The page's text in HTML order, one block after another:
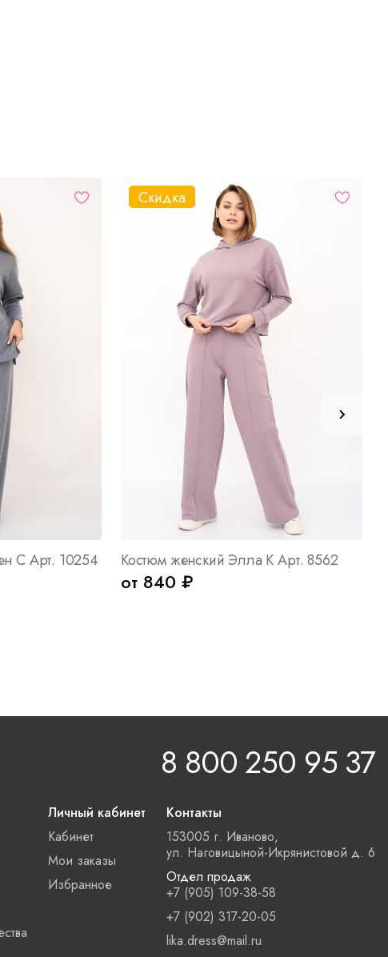
С Арт. 10254
Скидка
Костюм женский Элла К Арт. 8562
от 840 ₽
8 800 250 95 37
Личный кабинет
Кабинет
Мои заказы
Избранное
Контакты
153005 г. Иваново,
ул. Наговицыной-Икрянистовой д. 6
Отдел продаж
+7 (905) 109-38-58
+7 (902) 317-20-05
lika.dress@mail.ru